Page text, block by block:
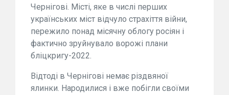
Чернігові. Місті, яке в числі перших
українських міст відчуло страхіття війни,
пережило понад місячну облогу росіян і
фактично зруйнувало ворожі плани
бліцкригу-2022.
Відтоді в Чернігові немає різдвяної
ялинки. Народилися і вже побігли своїми